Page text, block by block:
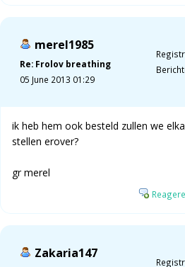
merel1985
Re: Frolov breathing
05 June 2013 01:29
ik heb hem ook besteld zullen we
stellen erover?
gr merel
Zakaria147